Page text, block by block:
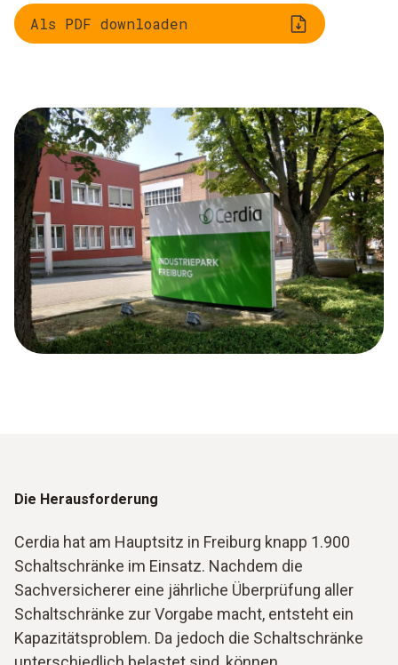
Als PDF downloaden
Die Herausforderung
Cerdia hat am Hauptsitz in Freiburg knapp 1.900
Schaltschränke im Einsatz. Nachdem die
Sachversicherer eine jährliche Überprüfung aller
Schaltschränke zur Vorgabe macht, entsteht ein
Kapazitätsproblem. Da jedoch die Schaltschränke